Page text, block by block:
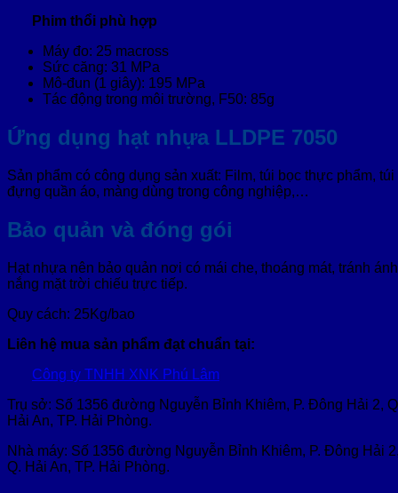
Phim thổi phù hợp
Máy đo: 25 macross
Sức căng: 31 MPa
Mô-đun (1 giây): 195 MPa
Tác động trong môi trường, F50: 85g
Ứng dụng hạt nhựa LLDPE 7050
Sản phẩm có công dụng sản xuất: Film, túi bọc thực phẩm, túi
đựng quần áo, màng dùng trong công nghiệp,…
Bảo quản và đóng gói
Hạt nhựa nên bảo quản nơi có mái che, thoáng mát, tránh ánh
nắng mặt trời chiếu trực tiếp.
Quy cách: 25Kg/bao
Liên hệ mua sản phẩm đạt chuẩn tại:
Công ty TNHH XNK Phú Lâm
Trụ sở: Số 1356 đường Nguyễn Bỉnh Khiêm, P. Đông Hải 2,
Hải An, TP. Hải Phòng.
Nhà máy: Số 1356 đường Nguyễn Bỉnh Khiêm, P. Đông Hải
Q. Hải An, TP. Hải Phòng.